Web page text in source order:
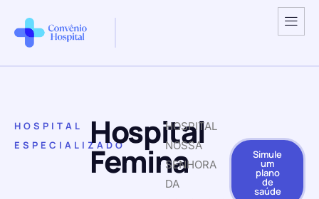
HOSPITAL
ESPECIALIZADOHospital
Femina
HOSPITAL
NOSSA
SENHORA
DA
Simule
um
plano
de
saúde